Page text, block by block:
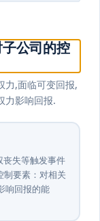
公司的控
力,面临可变回报,
力影响回报.
丧失等触发事件
制要素：对相关
响回报的能